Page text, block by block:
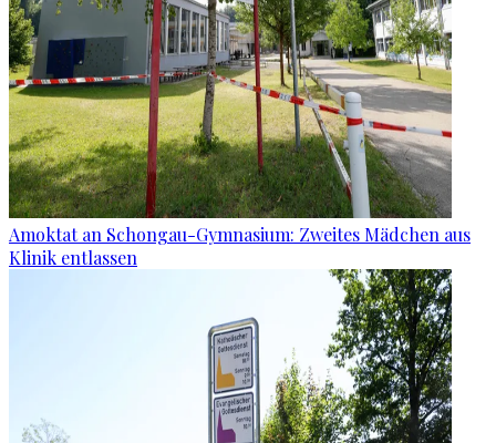
Amoktat an Schongau-Gymnasium: Zweites Mädchen aus
Klinik entlassen